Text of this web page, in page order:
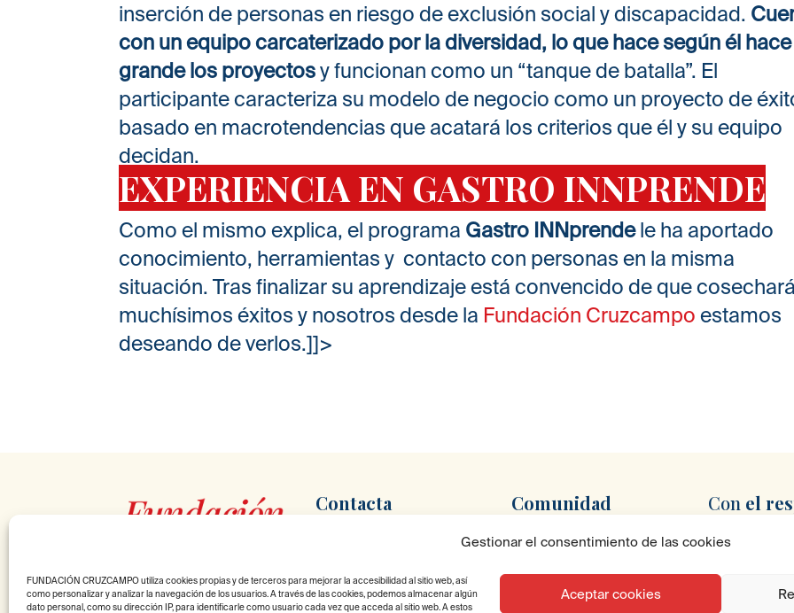
Gestionar el consentimiento de las cookies
FUNDACIÓN CRUZCAMPO utiliza cookies propias y de terceros para mejorar la accesibilidad al sitio web, así
como personalizar y analizar la navegación de los usuarios. A través de las cookies, podemos almacenar algún
dato personal, como su dirección IP, para identificarle como usuario cada vez que acceda al sitio web. A estos
Aceptar cookies
inserción de personas en riesgo de exclusión social y discapacidad.
con un equipo carcaterizado por la diversidad, lo que hace según él hace
grande los proyectosy funcionan como un “tanque de batalla”. El
participante caracteriza su modelo de negocio como un proyecto de
basado en macrotendencias que acatará los criterios que él y su equipo
decidan.
EXPERIENCIA EN GASTRO INNPRENDE
Como el mismo explica, el programa Gastro INNprendele ha aportado
conocimiento, herramientas y contacto con personas en la misma
situación. Tras finalizar su aprendizaje está convencido de que cosechará
muchísimos éxitos y nosotros desde la Fundación Cruzcampo estamos
deseando de verlos.]]>
Contacta
Av. de Andalucía, 1, 41007
Comunidad
Newsletter
Con el